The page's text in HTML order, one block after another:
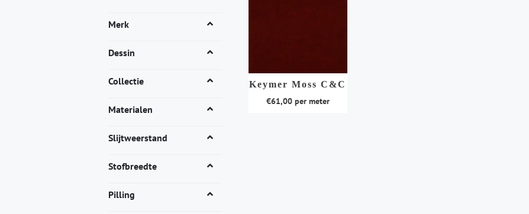
Merk
Dessin
Collectie
Materialen
Slijtweerstand
Stofbreedte
Pilling
Keymer Moss C&C
€61,00per meter